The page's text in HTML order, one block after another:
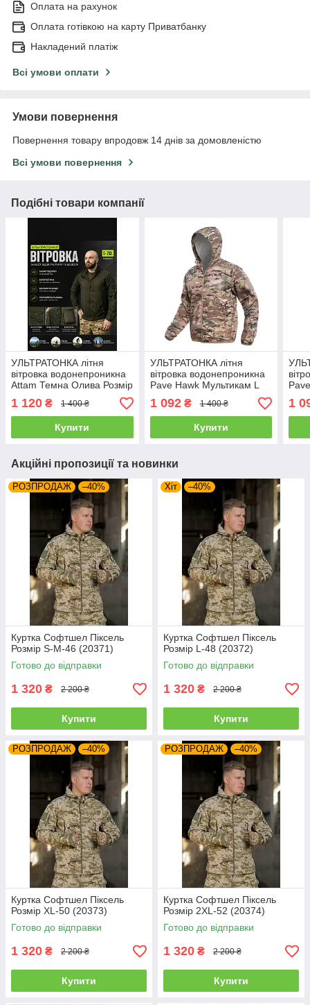
Оплата на рахунок
Оплата готівкою на карту Приватбанку
Накладений платіж
Всі умови оплати
Умови повернення
Повернення товару впродовж 14 днів за домовленістю
Всі умови повернення
Подібні товари компанії
УЛЬТРАТОНКА літня
вітровка водонепроникна
Attam Темна Олива Розмір
2XL 52-54 (23964)
1 120 ₴ 1 400 ₴
Купити
УЛЬТРАТОНКА літня
вітровка водонепроникна
Pave Hawk Мультикам L
48-50
1 092₴ 1 400 ₴
Купити
46-
1
Акційні пропозиції та новинки
РОЗПРОДАЖ –40%
Куртка Софтшел Піксель
Розмір S-M-46 (20371)
Готово до відправки
1 320 ₴ 2 200 ₴
Купити
Хіт –40%
Куртка Софтшел Піксель
Розмір L-48 (20372)
Готово до відправки
1 320 ₴ 2 200 ₴
Купити
РОЗПРОДАЖ –40%
Куртка Софтшел Піксель
Розмір XL-50 (20373)
Готово до відправки
1 320 ₴ 2 200 ₴
Купити
РОЗПРОДАЖ –40%
Куртка Софтшел Піксель
Розмір 2XL-52 (20374)
Готово до відправки
1 320 ₴ 2 200 ₴
Купити